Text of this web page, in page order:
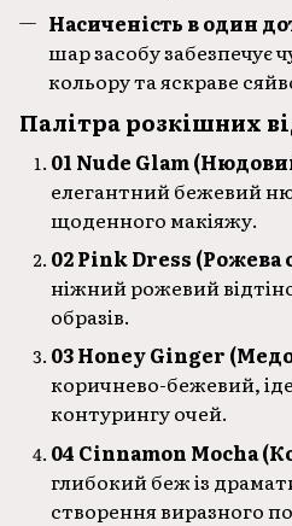
Насиченість в один
шар засобу забезпечує
кольору та яскраве
Палітра розкішних
01 Nude Glam
елегантний бежевий
щоденного макіяжу.
02 Pink Dress (Рожева
ніжний рожевий
образів.
03 Honey Ginger
коричнево-бежевий,
контурингу очей.
04 Cinnamon Mocha
глибокий беж із
створення виразного